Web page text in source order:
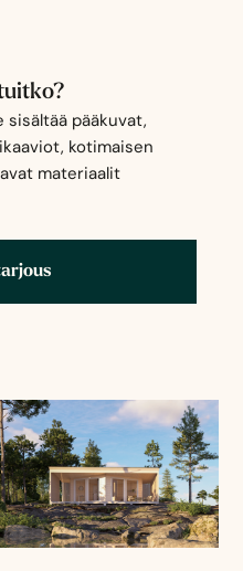
sisältää pääkuvat,
kotimaisen
materiaalit